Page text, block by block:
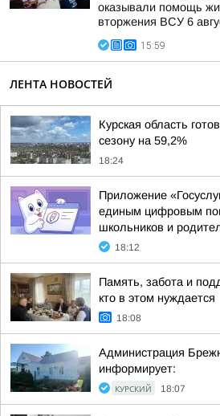
оказывали помощь
вторжения ВСУ 6
15:59
ЛЕНТА НОВОСТЕЙ
Курская область
сезону на 59,2%
18:24
Приложение
единым цифровым
школьников и
18:12
Память, забота и
кто в этом нуждается
18:08
Администрация
информирует:
КУРСКИЙ 18:07